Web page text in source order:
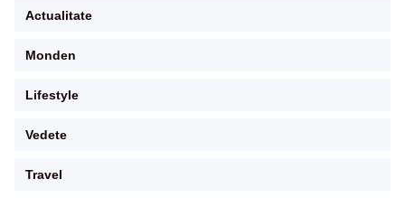
Actualitate
Monden
Lifestyle
Vedete
Travel